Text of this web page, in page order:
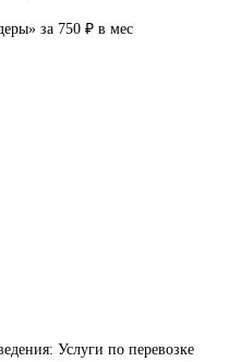
за 750 ₽ в мес
Услуги по перевозке